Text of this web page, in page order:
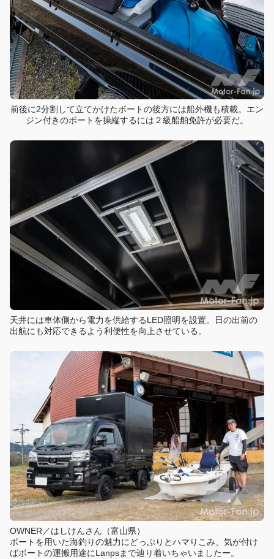
前後に2分割して立てかけたボートの後方には船外機も積載。エン
ジン付きのボートを操縦するには２級船舶免許が必要だ。
天井には車体側から電力を供給するLED照明を設置。日の出前の
出航にも対応できるよう利便性を向上させている。
OWNER／はしけんさん（富山県）
ボートを用いた海釣りの魅力にどっぷりとハマりこみ、気が付け
ばボートの運搬用途にLanpsまで辿り着いちゃいましたー。